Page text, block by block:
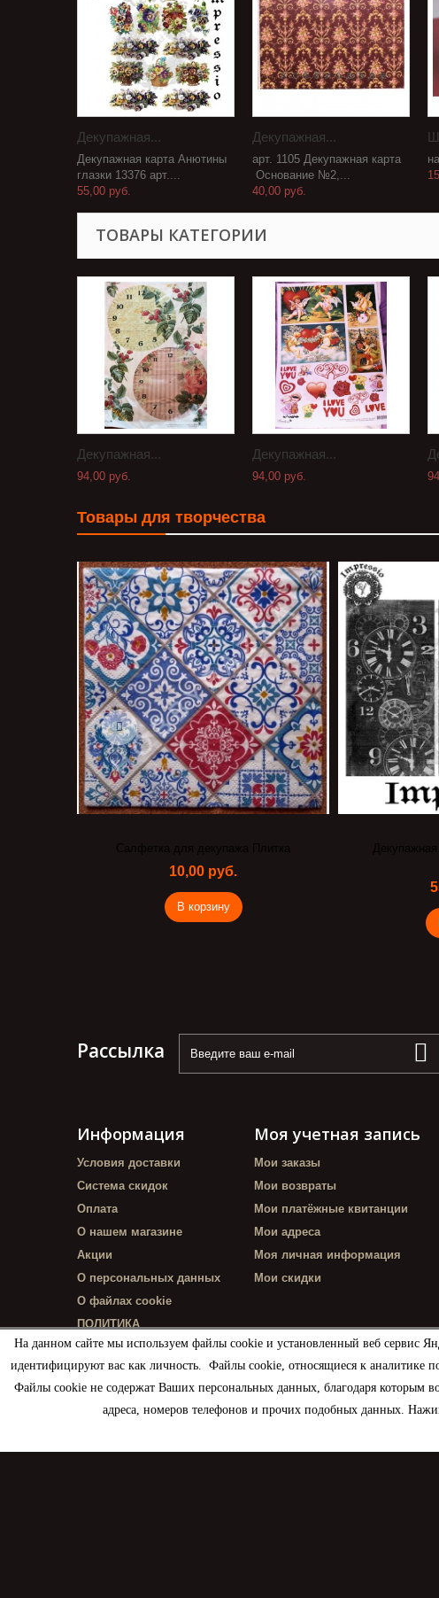
На данном сайте мы используем файлы cookie и установленный веб сервис
идентифицируют вас как личность. Файлы cookie, относящиеся к аналитике
Файлы cookie не содержат Ваших персональных данных, благодаря которым
адреса, номеров телефонов и прочих подобных данных.
Декупажная...
Декупажная карта Анютины
глазки 13376 арт....
55,00 руб.
Декупажная...
арт. 1105 Декупажная карта
Основание №2,...
40,00 руб.
ТОВАРЫ КАТЕГОРИИ
Декупажная...
94,00 руб.
Декупажная...
94,00 руб.
Товары для творчества
Декупажная карта Impressio Часы
16670
В корзину
Салфетка
Рассылка
Информация
Условия доставки
Система скидок
Оплата
О нашем магазине
Акции
О персональных данных
О файлах cookie
ПОЛИТИКА
КОНФИДЕНЦИАЛЬНОСТИ
Моя учетная запись
Мои заказы
Мои возвраты
Мои платёжные квитанции
Мои адреса
Моя личная информация
Мои скидки